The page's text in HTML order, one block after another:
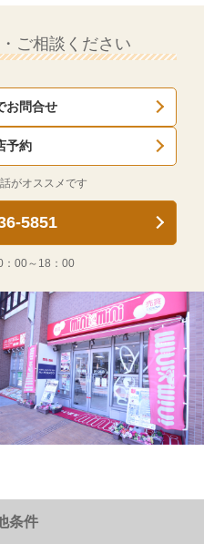
ご相談ください
お問合せ
予約
がオススメです
5851
：00～18：00
条件